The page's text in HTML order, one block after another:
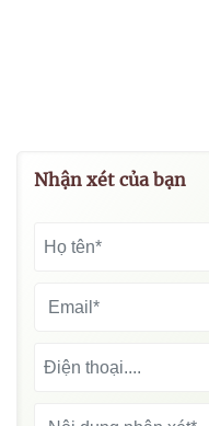
Nhận xét của bạn